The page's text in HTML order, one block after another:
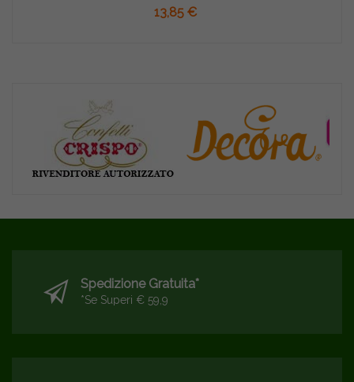
13,85 €
Spedizione Gratuita*
*se Superi € 59,9